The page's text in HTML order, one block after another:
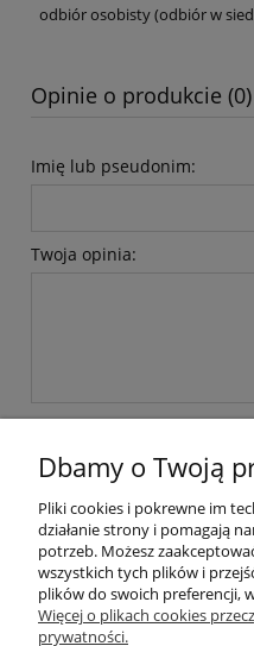
odbiór osobisty(odbiór w
Opinie o produkcie (0)
Imię lub pseudonim:
Twoja opinia:
Dbamy o Twoją
Pliki cookies i pokrewne im
działanie strony i pomagają
potrzeb. Możesz
wszystkich tych plików i
plików do swoich preferencji,
Więcej o plikach cookies
prywatności.